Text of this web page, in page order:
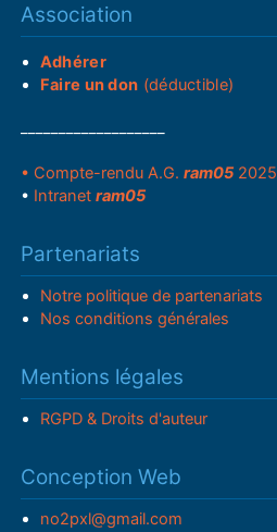
Association
Adhérer
Faire un don (déductible)
• Compte-rendu A.G.ram05 2025
• Intranetram05
Partenariats
Notre politique de partenariats
Nos conditions générales
Mentions légales
RGPD & Droits d'auteur
Conception Web
no2pxl@gmail.com